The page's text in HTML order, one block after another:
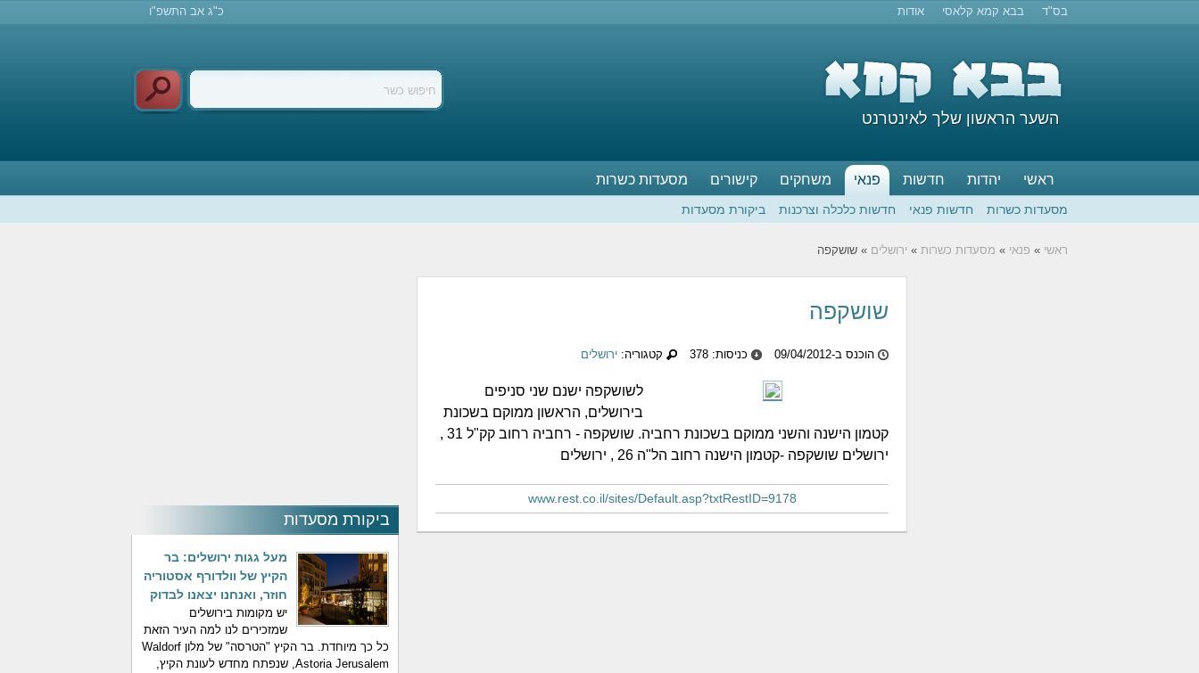
בס"ד בבא קמא קלאסי אודות כ"ג אב התשפ"ו
השער הראשון שלך לאינטרנט
ראשי יהדות חדשות פנאי משחקים קישורים מסעדות כשרות
מסעדות כשרות חדשות פנאי חדשות כלכלה וצרכנות ביקורת מסעדות
ראשי » פנאי » מסעדות כשרות » ירושלים » שושקפה
ביקורת מסעדות
מעל גגות ירושלים: בר
הקיץ של וולדורף אסטוריה
חוזר, ואנחנו יצאנו לבדוק
יש מקומות בירושלים
שמזכירים לנו למה העיר הזאת
כל כך מיוחדת. בר הקיץ "הטרסה" של מלון Waldorf
Astoria Jerusalem, שנפתח מחדש לעונת הקיץ,
שושקפה
הוכנס ב-09/04/2012 כניסות: 378 קטגוריה: ירושלים
לשושקפה ישנם שני סניפים
בירושלים, הראשון ממוקם בשכונת
קטמון הישנה והשני ממוקם בשכונת רחביה. שושקפה - רחביה רחוב קק"ל 31 ,
ירושלים שושקפה -קטמון הישנה רחוב הל"ה 26 , ירושלים
www.rest.co.il/sites/Default.asp?txtRestID=9178